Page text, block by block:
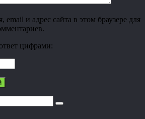
email и адрес сайта в этом браузере для
цифрами: